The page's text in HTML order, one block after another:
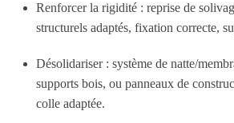
Renforcer la rigidité : reprise de
structurels adaptés, fixation correcte,
Désolidariser: système de natte/
supports bois, ou panneaux de
colle adaptée.